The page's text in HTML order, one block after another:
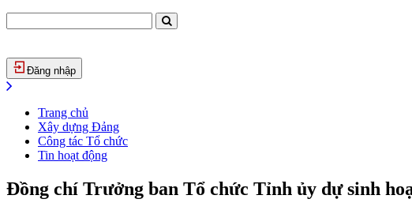
Đăng nhập
Trang chủ
Xây dựng Đảng
Công tác Tổ chức
Tin hoạt động
Đồng chí Trưởng ban Tổ chức Tỉnh ủy dự sinh